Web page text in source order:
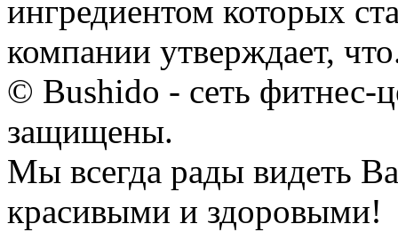
ингредиентом которых
компании утверждает,
© Bushido - сеть фитнес-
защищены.
Мы всегда рады видеть
красивыми и здоровыми!